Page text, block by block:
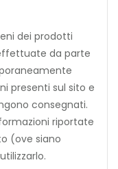
dei prodotti
da parte
presenti sul sito e
consegnati.
riportate
(ove siano